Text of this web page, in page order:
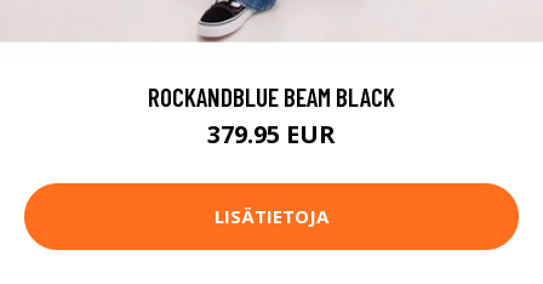
ROCKANDBLUE BEAM BLACK
379.95 EUR
LISÄTIETOJA